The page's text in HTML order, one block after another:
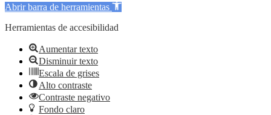
Abrir barra de herramientas
Herramientas de accesibilidad
Aumentar texto
Disminuir texto
Escala de grises
Alto contraste
Contraste negativo
Fondo claro